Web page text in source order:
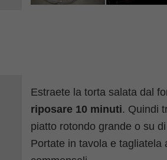
Estraete la torta salata dal
riposare 10 minuti. Quindi
piatto rotondo grande o su
Portate in tavola e tagliatela